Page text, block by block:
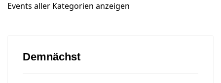
Events aller Kategorien anzeigen
Demnächst